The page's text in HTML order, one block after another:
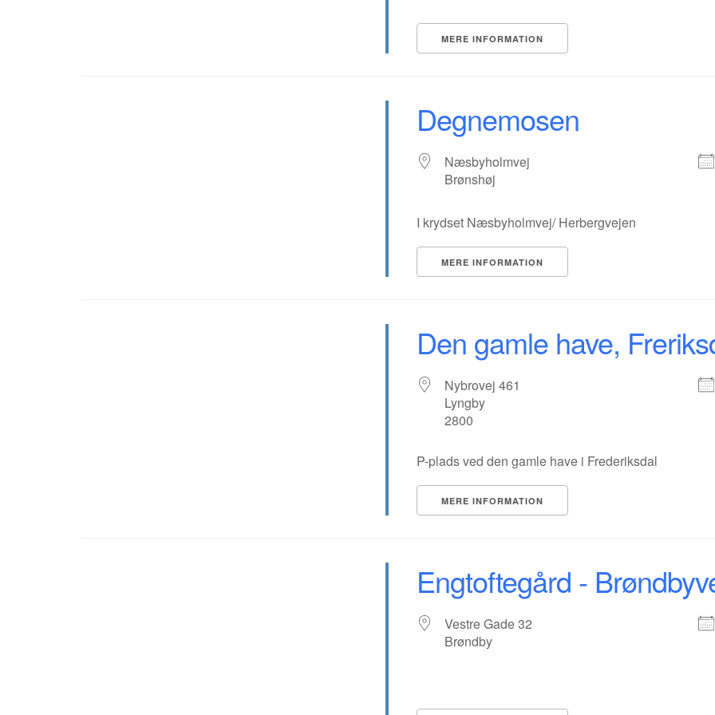
MERE INFORMATION
Degnemosen
Næsbyholmvej
Brønshøj
I krydset Næsbyholmvej/ Herbergvejen
MERE INFORMATION
Den gamle have,
Nybrovej 461
Lyngby
2800
P-plads ved den gamle have i Frederiksdal
MERE INFORMATION
Engtoftegård -
Vestre Gade 32
Brøndby